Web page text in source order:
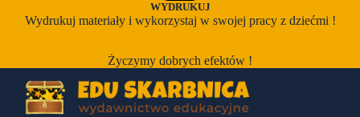
WYDRUKUJ
Wydrukuj materiały i wykorzystaj w swojej pracy z dziećmi !
Życzymy dobrych efektów !